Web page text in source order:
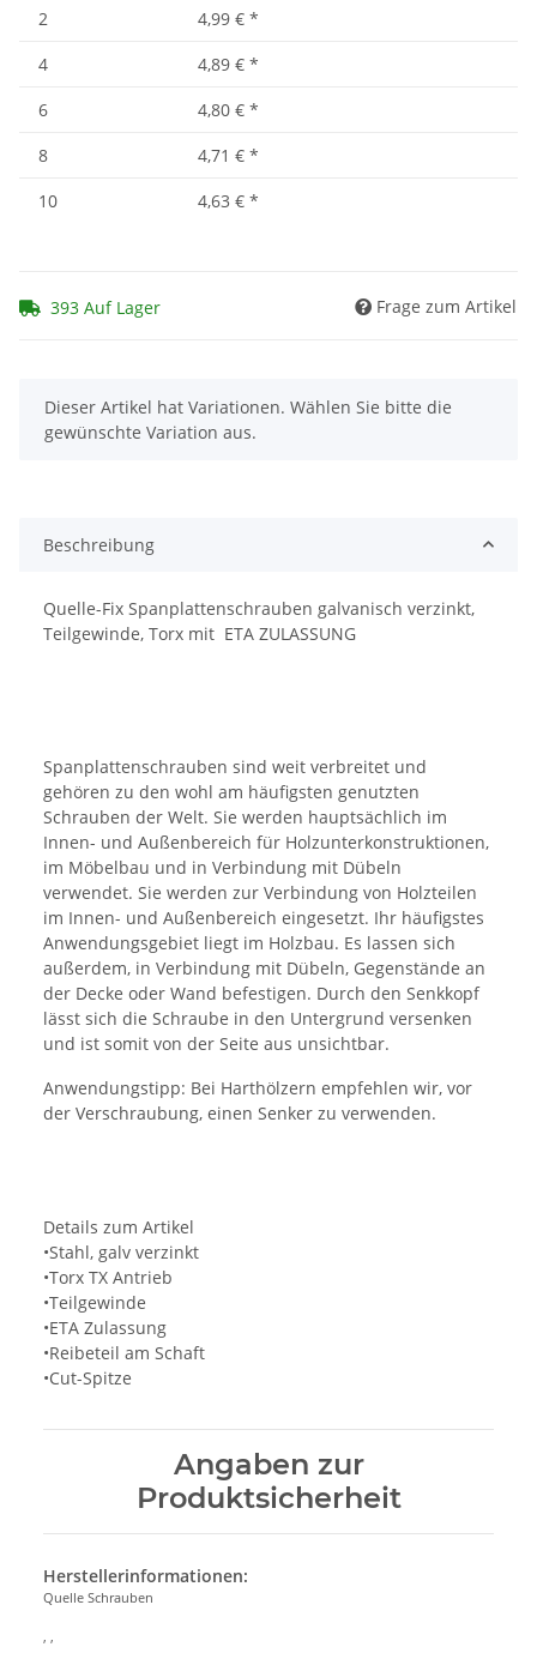
2 4,99 € *
4
4,89 € *
6
4,80 € *
8
4,71 € *
10
4,63 € *
393 Auf Lager Frage zum Artikel
x
Dieser Artikel hat Variationen. Wählen Sie bitte die
gewünschte Variation aus.
Beschreibung
Quelle-Fix Spanplattenschrauben galvanisch verzinkt,
Teilgewinde, Torx mit ETA ZULASSUNG
Spanplattenschrauben sind weit verbreitet und
gehören zu den wohl am häufigsten genutzten
Schrauben der Welt. Sie werden hauptsächlich im
Innen- und Außenbereich für Holzunterkonstruktionen,
im Möbelbau und in Verbindung mit Dübeln
verwendet. Sie werden zur Verbindung von Holzteilen
im Innen- und Außenbereich eingesetzt. Ihr häufigstes
Anwendungsgebiet liegt im Holzbau. Es lassen sich
außerdem, in Verbindung mit Dübeln, Gegenstände an
der Decke oder Wand befestigen. Durch den Senkkopf
lässt sich die Schraube in den Untergrund versenken
und ist somit von der Seite aus unsichtbar.
Anwendungstipp: Bei Harthölzern empfehlen wir, vor
der Verschraubung, einen Senker zu verwenden.
Details zum Artikel
•Stahl, galv verzinkt
•Torx TX Antrieb
•Teilgewinde
•ETA Zulassung
•Reibeteil am Schaft
•Cut-Spitze
Angaben zur
Produktsicherheit
Herstellerinformationen:
Quelle Schrauben